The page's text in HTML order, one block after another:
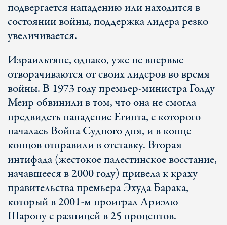
подвергается нападению или находится в
состоянии войны, поддержка лидера резко
увеличивается.
Израильтяне, однако, уже не впервые
отворачиваются от своих лидеров во время
войны. В 1973 году премьер-министра Голду
Меир обвинили в том, что она не смогла
предвидеть нападение Египта, с которого
началась Война Судного дня, и в конце
концов отправили в отставку. Вторая
интифада (жестокое палестинское восстание,
начавшееся в 2000 году) привела к краху
правительства премьера Эхуда Барака,
который в 2001-м проиграл Ариэлю
Шарону с разницей в 25 процентов.